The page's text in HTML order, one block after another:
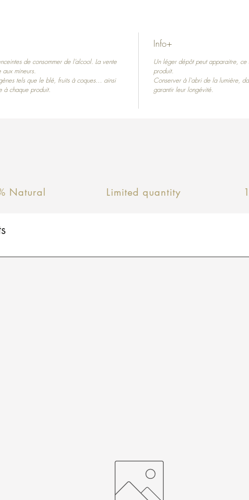
de consommer de l’alcool. La vente
mineurs.
tels que le blé, fruits à coques… ainsi
à chaque produit.
Info+
Un léger dépôt peut apparaitre,
produit.
Conserver à l'abri de la lumière,
garantir leur longévité.
Natural Limited quantity